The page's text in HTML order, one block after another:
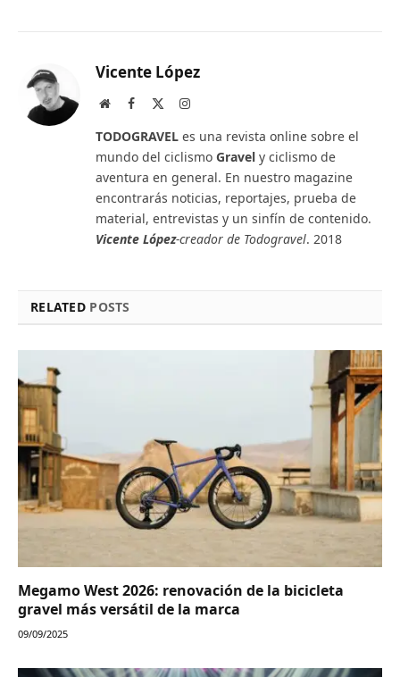
Vicente López
WebsiteFacebook Instagram
TODOGRAVEL es una revista online sobre el
mundo del ciclismo Gravel y ciclismo de
aventura en general. En nuestro magazine
encontrarás noticias, reportajes, prueba de
material, entrevistas y un sinfín de contenido.
Vicente López-creador de Todogravel. 2018
RELATED POSTS
Megamo West 2026: renovación de la bicicleta
gravel más versátil de la marca
09/09/2025